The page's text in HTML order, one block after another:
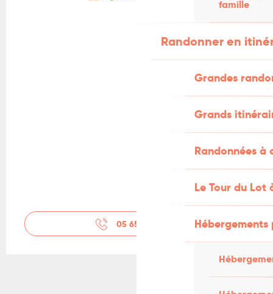
famille
Randonner en
Grandes
Grands
Randonnées
Le Tour du Lot
05 65 33 15